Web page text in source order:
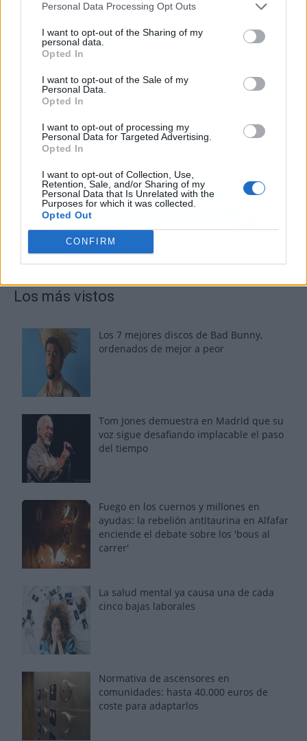
Personal Data Processing Opt Outs
I want to opt-out of the Sharing of my
personal data.
Opted In
I want to opt-out of the Sale of my
Personal Data.
Opted In
I want to opt-out of processing my
Personal Data for Targeted Advertising.
Opted In
I want to opt-out of Collection, Use,
Retention, Sale, and/or Sharing of my
Personal Data that Is Unrelated with the
Purposes for which it was collected.
Opted Out
CONFIRM
Los más vistos
Los 7 mejores discos de Bad Bunny,
ordenados de mejor a peor
Tom Jones demuestra en Madrid que su
voz sigue desafiando implacable el paso
del tiempo
Fuego en los cuernos y millones en
ayudas: la rebelión antitaurina en Alfafar
enciende el debate sobre los 'bous al
carrer'
La salud mental ya causa una de cada
cinco bajas laborales
Normativa de ascensores en
comunidades: hasta 40.000 euros de
coste para adaptarlos